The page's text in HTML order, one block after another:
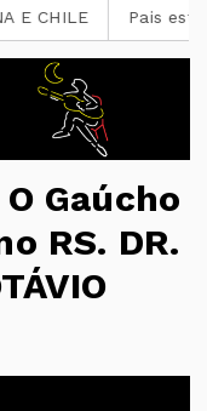
Pais estão menos
Gaúcho
RS. DR.